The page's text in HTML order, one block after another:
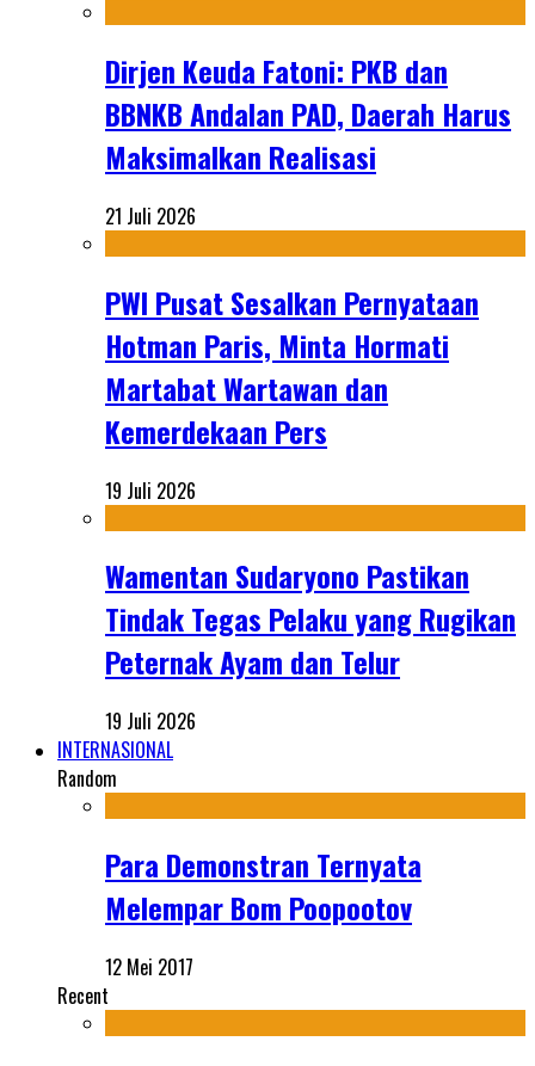
Dirjen Keuda Fatoni: PKB dan
BBNKB Andalan PAD, Daerah Harus
Maksimalkan Realisasi
21 Juli 2026
PWI Pusat Sesalkan Pernyataan
Hotman Paris, Minta Hormati
Martabat Wartawan dan
Kemerdekaan Pers
19 Juli 2026
Wamentan Sudaryono Pastikan
Tindak Tegas Pelaku yang Rugikan
Peternak Ayam dan Telur
19 Juli 2026
INTERNASIONAL
Random
Para Demonstran Ternyata
Melempar Bom Poopootov
12 Mei 2017
Recent